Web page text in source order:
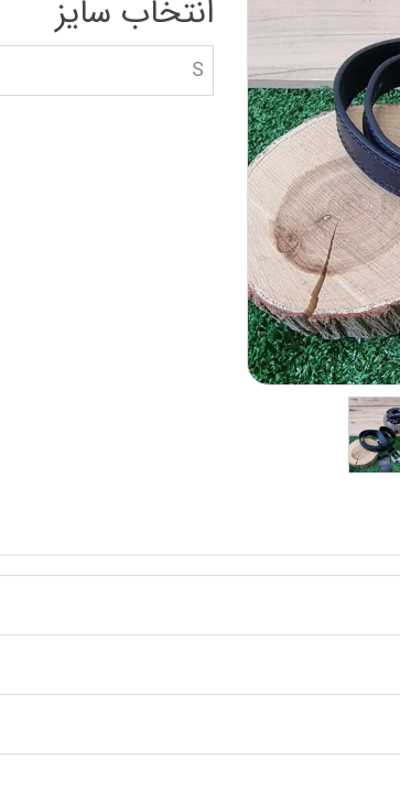
دستکش گلف سویشرت بلوز هودی
جوراب دستکش
انتخاب سایز
S